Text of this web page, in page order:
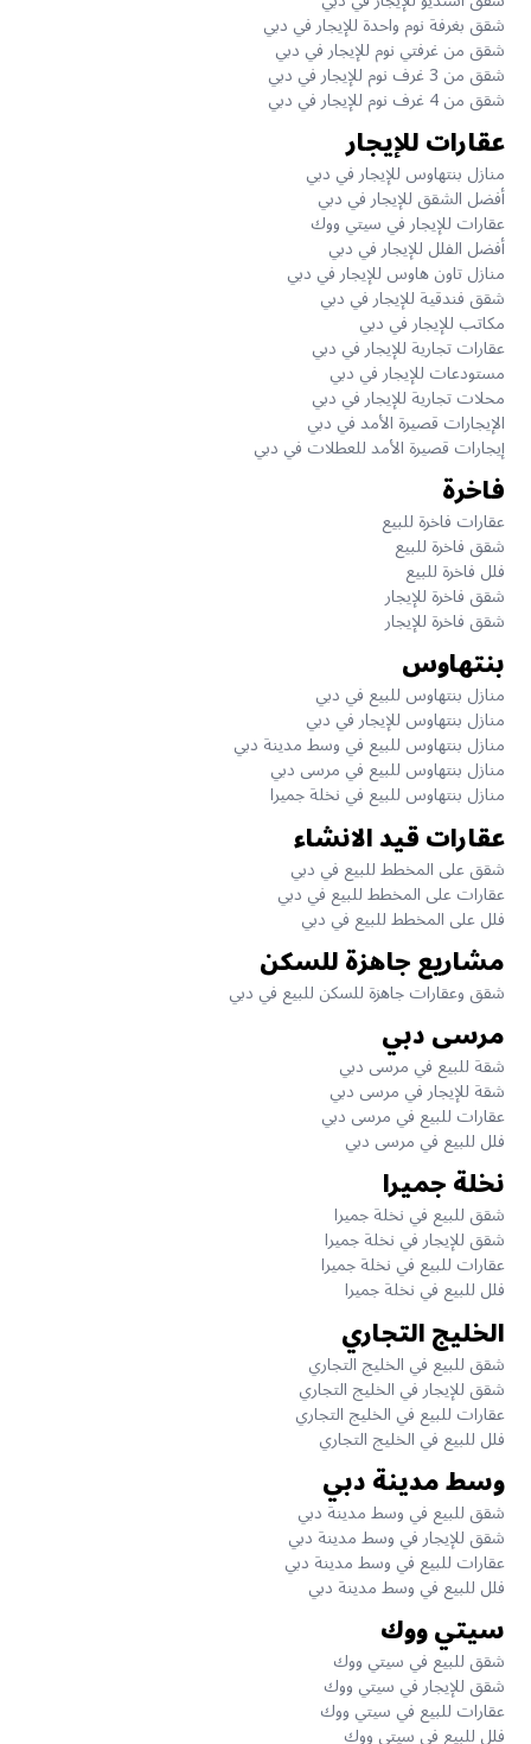
شقق بغرفة نوم واحدة للإيجار في دبي
شقق من غرفتي نوم للإيجار في دبي
شقق من 3 غرف نوم للإيجار في دبي
شقق من 4 غرف نوم للإيجار في دبي
عقارات للإيجار
منازل بنتهاوس للإيجار في دبي
أفضل الشقق للإيجار في دبي
عقارات للإيجار في سيتي ووك
أفضل الفلل للإيجار في دبي
منازل تاون هاوس للإيجار في دبي
شقق فندقية للإيجار في دبي
مكاتب للإيجار في دبي
عقارات تجارية للإيجار في دبي
مستودعات للإيجار في دبي
محلات تجارية للإيجار في دبي
الإيجارات قصيرة الأمد في دبي
إيجارات قصيرة الأمد للعطلات في دبي
فاخرة
عقارات فاخرة للبيع
شقق فاخرة للبيع
فلل فاخرة للبيع
شقق فاخرة للإيجار
شقق فاخرة للإيجار
بنتهاوس
منازل بنتهاوس للبيع في دبي
منازل بنتهاوس للإيجار في دبي
منازل بنتهاوس للبيع في وسط مدينة دبي
منازل بنتهاوس للبيع في مرسى دبي
منازل بنتهاوس للبيع في نخلة جميرا
عقارات قيد الانشاء
شقق على المخطط للبيع في دبي
عقارات على المخطط للبيع في دبي
فلل على المخطط للبيع في دبي
مشاريع جاهزة للسكن
شقق وعقارات جاهزة للسكن للبيع في دبي
مرسى دبي
شقة للبيع في مرسى دبي
شقة للإيجار في مرسى دبي
عقارات للبيع في مرسى دبي
فلل للبيع في مرسى دبي
نخلة جميرا
شقق للبيع في نخلة جميرا
شقق للإيجار في نخلة جميرا
عقارات للبيع في نخلة جميرا
فلل للبيع في نخلة جميرا
الخليج التجاري
شقق للبيع في الخليج التجاري
شقق للإيجار في الخليج التجاري
عقارات للبيع في الخليج التجاري
فلل للبيع في الخليج التجاري
وسط مدينة دبي
شقق للبيع في وسط مدينة دبي
شقق للإيجار في وسط مدينة دبي
عقارات للبيع في وسط مدينة دبي
فلل للبيع في وسط مدينة دبي
سيتي ووك
شقق للبيع في سيتي ووك
شقق للإيجار في سيتي ووك
عقارات للبيع في سيتي ووك
فلل للبيع في سيتي ووك